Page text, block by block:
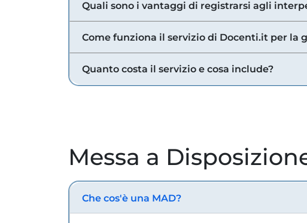
Quali sono i vantaggi di registrarsi agli
Come funziona il servizio di Docenti.it per la
Quanto costa il servizio e cosa include?
Messa a
Che cos'è una MAD?